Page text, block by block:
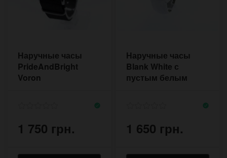
Наручные часы
PrideAndBright
Voron
1 750 грн.
Наручные часы
Blank White с
пустым белым
1 650 грн.